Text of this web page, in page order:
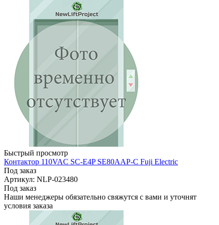
Быстрый просмотр
Контактор 110VAC SC-E4P SE80AAP-C Fuji Electric
Под заказ
Артикул: NLP-023480
Под заказ
Наши менеджеры обязательно свяжутся с вами и уточнят
условия заказа